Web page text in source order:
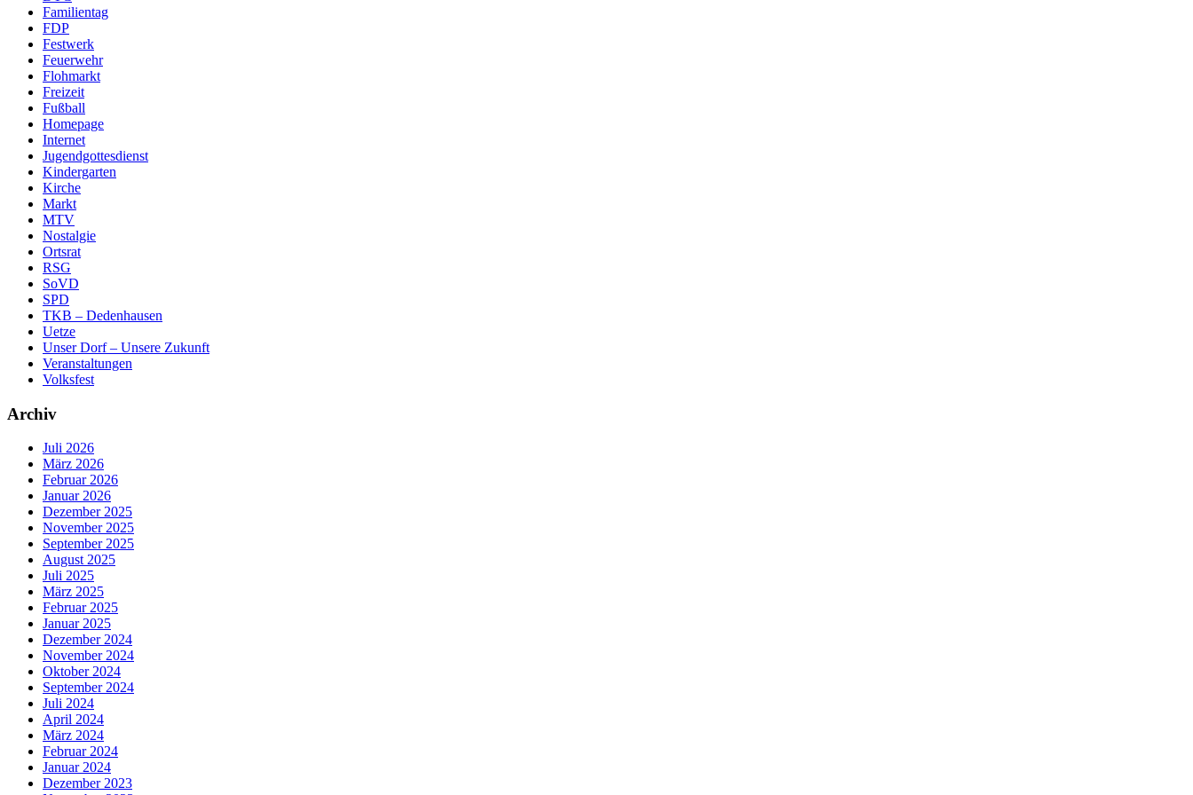
Familientag
FDP
Festwerk
Feuerwehr
Flohmarkt
Freizeit
Fußball
Homepage
Internet
Jugendgottesdienst
Kindergarten
Kirche
Markt
MTV
Nostalgie
Ortsrat
RSG
SoVD
SPD
TKB – Dedenhausen
Uetze
Unser Dorf – Unsere Zukunft
Veranstaltungen
Volksfest
Archiv
Juli 2026
März 2026
Februar 2026
Januar 2026
Dezember 2025
November 2025
September 2025
August 2025
Juli 2025
März 2025
Februar 2025
Januar 2025
Dezember 2024
November 2024
Oktober 2024
September 2024
Juli 2024
April 2024
März 2024
Februar 2024
Januar 2024
Dezember 2023